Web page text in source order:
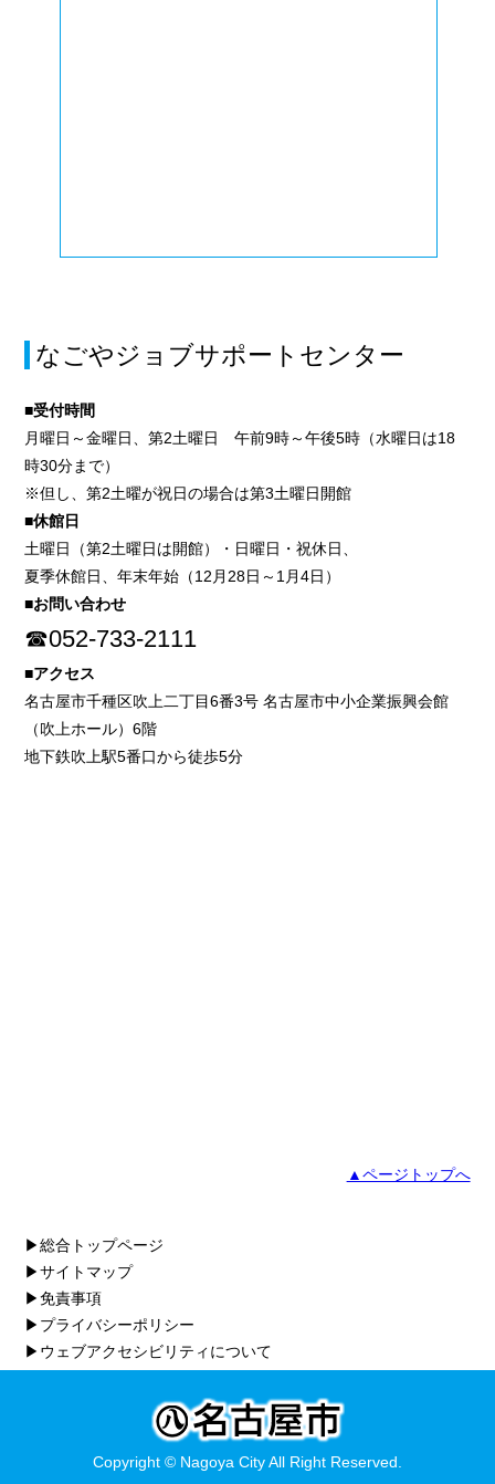
なごやジョブサポートセンター
■受付時間
月曜日～金曜日、第2土曜日 午前9時～午後5時（水曜日は18
時30分まで）
※但し、第2土曜が祝日の場合は第3土曜日開館
■休館日
土曜日（第2土曜日は開館）・日曜日・祝休日、
夏季休館日、年末年始（12月28日～1月4日）
■お問い合わせ
☎052-733-2111
■アクセス
名古屋市千種区吹上二丁目6番3号 名古屋市中小企業振興会館
（吹上ホール）6階
地下鉄吹上駅5番口から徒歩5分
▲ページトップへ
▶総合トップページ
▶サイトマップ
▶免責事項
▶プライバシーポリシー
▶ウェブアクセシビリティについて
Copyright © Nagoya City All Right Reserved.